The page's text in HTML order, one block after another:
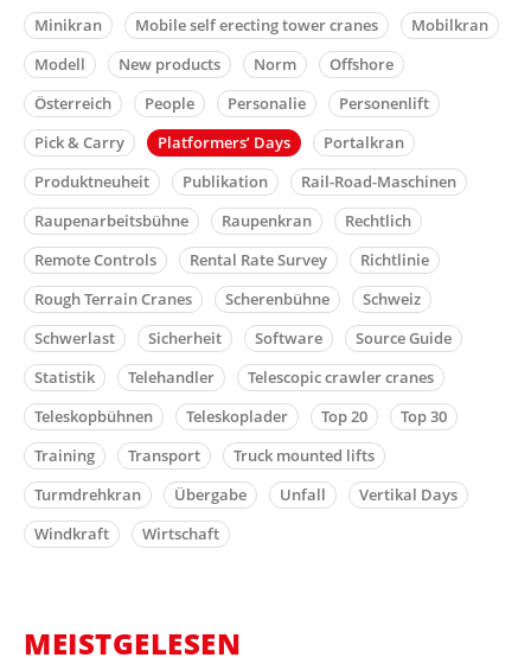
Minikran Mobile self erecting tower cranes
Mobilkran
Modell
New products Norm
Offshore
Österreich
People Personalie
Personenlift
Pick & Carry
Platformers’ Days
Portalkran
Produktneuheit
Publikation
Rail-Road-Maschinen
Raupenarbeitsbühne
Raupenkran
Rechtlich
Remote Controls
Rental Rate Survey
Richtlinie
Rough Terrain Cranes
Scherenbühne
Schweiz
Schwerlast
Sicherheit Software
Source Guide
Statistik
Telehandler
Telescopic crawler cranes
Teleskopbühnen
Teleskoplader Top 20
Top 30
Training
Transport
Truck mounted lifts
Turmdrehkran
Übergabe Unfall
Vertikal Days
Windkraft
Wirtschaft
MEISTGELESEN